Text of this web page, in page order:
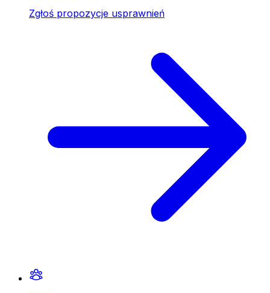
Zgłoś propozycje usprawnień